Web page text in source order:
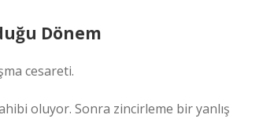
Dönem
cesareti.
oluyor. Sonra zincirleme bir yanlış